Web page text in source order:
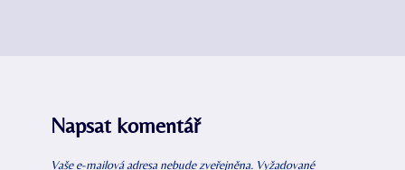
Napsat komentář
Vaše e-mailová adresa nebude zveřejněna. Vyžadované